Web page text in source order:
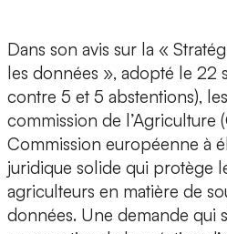
Dans son avis sur la «
les données », adopté le 22
contre 5 et 5 abstentions),
commission de l’Agriculture
Commission européenne à
juridique solide qui protège
agriculteurs en matière de
données. Une demande qui